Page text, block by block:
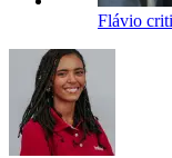
Flávio